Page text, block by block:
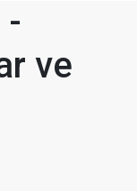
-
ve